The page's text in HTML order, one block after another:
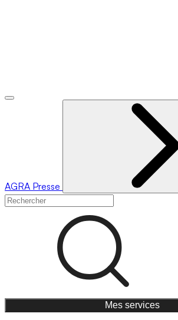
AGRA Presse
Mes services